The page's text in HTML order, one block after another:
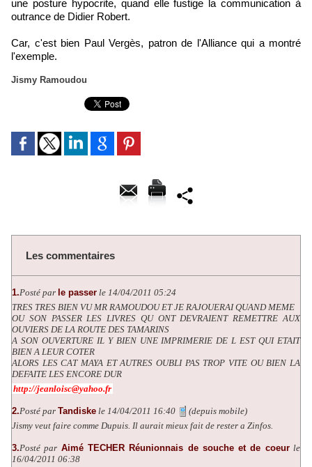
une posture hypocrite, quand elle fustige la communication à
outrance de Didier Robert.
Car, c'est bien Paul Vergès, patron de l'Alliance qui a montré
l'exemple.
Jismy Ramoudou
Les commentaires
1.Posté par le passer le 14/04/2011 05:24
TRES TRES BIEN VU MR RAMOUDOU ET JE RAJOUERAI QUAND MEME
OU SON PASSER LES LIVRES QU ONT DEVRAIENT REMETTRE AUX
OUVIERS DE LA ROUTE DES TAMARINS
A SON OUVERTURE IL Y BIEN UNE IMPRIMERIE DE L EST QUI ETAIT
BIEN A LEUR COTER
ALORS LES CAT MAYA ET AUTRES OUBLI PAS TROP VITE OU BIEN LA
DEFAITE LES ENCORE DUR
http://jeanloisc@yahoo.fr
2.Posté par Tandiske le 14/04/2011 16:40
(depuis mobile)
Jismy veut faire comme Dupuis. Il aurait mieux fait de rester a Zinfos.
3.Posté par Aimé TECHER Réunionnais de souche et de coeur le
16/04/2011 06:38